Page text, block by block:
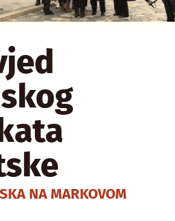
NA MARKOVOM